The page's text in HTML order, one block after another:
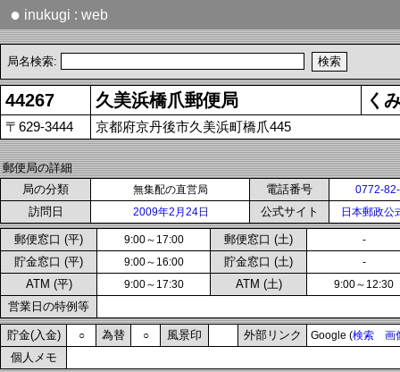
● inukugi : web
局名検索:
44267 久美浜橋爪郵便局 く
〒629-3444 京都府京丹後市久美浜町橋爪445
郵便局の詳細
局の分類
無集配の直営局 電話番号 0772-
訪問日 2009年2月24日 公式サイト 日本郵政公
郵便窓口 (平) 9:00～17:00 郵便窓口 (土) -
貯金窓口 (平) 9:00～16:00 貯金窓口 (土) -
ATM (平) 9:00～17:30 ATM (土) 9:00～12:30
営業日の特例等
貯金(入金) ○ 為替 ○ 風景印 外部リンク Google (検索 画
個人メモ